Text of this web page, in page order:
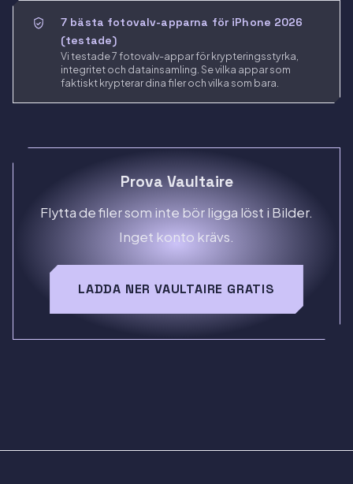
7 bästa fotovalv-apparna för iPhone 2026
(testade)
Vi testade 7 fotovalv-appar för krypteringsstyrka,
integritet och datainsamling. Se vilka appar som
faktiskt krypterar dina filer och vilka som bara.
Prova Vaultaire
Flytta de filer som inte bör ligga löst i Bilder.
Inget konto krävs.
LADDA NER VAULTAIRE GRATIS